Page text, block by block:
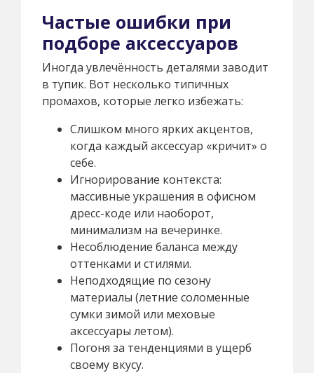
Частые ошибки при
подборе аксессуаров
Иногда увлечённость деталями заводит
в тупик. Вот несколько типичных
промахов, которые легко избежать:
Слишком много ярких акцентов,
когда каждый аксессуар «кричит» о
себе.
Игнорирование контекста:
массивные украшения в офисном
дресс-коде или наоборот,
минимализм на вечеринке.
Несоблюдение баланса между
оттенками и стилями.
Неподходящие по сезону
материалы (летние соломенные
сумки зимой или меховые
аксессуары летом).
Погоня за тенденциями в ущерб
своему вкусу.